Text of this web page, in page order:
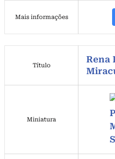
Mais informações
Título
Rena
Miniatura